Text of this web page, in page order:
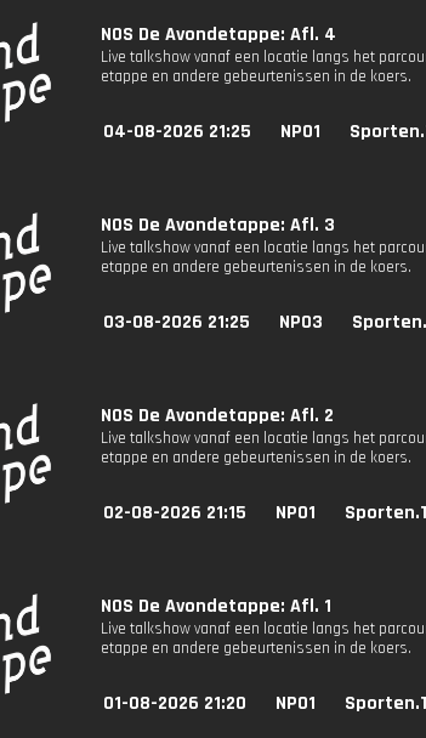
NOS De Avondetappe: Afl. 4
Live talkshow vanaf een locatie langs het
etappe en andere gebeurtenissen in de koers.
04-08-2026 21:25 NPO1
NOS De Avondetappe: Afl. 3
Live talkshow vanaf een locatie langs het
etappe en andere gebeurtenissen in de koers.
03-08-2026 21:25 NPO3
NOS De Avondetappe: Afl. 2
Live talkshow vanaf een locatie langs het
etappe en andere gebeurtenissen in de koers.
02-08-2026 21:15 NPO1
NOS De Avondetappe: Afl. 1
Live talkshow vanaf een locatie langs het
etappe en andere gebeurtenissen in de koers.
01-08-2026 21:20 NPO1